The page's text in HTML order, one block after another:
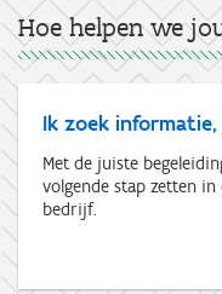
Hoe helpen we
Ik zoek informatie,
Met de juiste
volgende stap zetten
bedrijf.